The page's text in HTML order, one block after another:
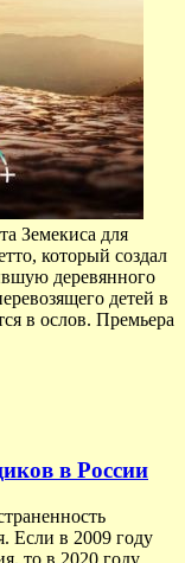
Земекиса для
который создал
деревянного
детей в
в ослов. Премьера
в России
Если в 2009 году